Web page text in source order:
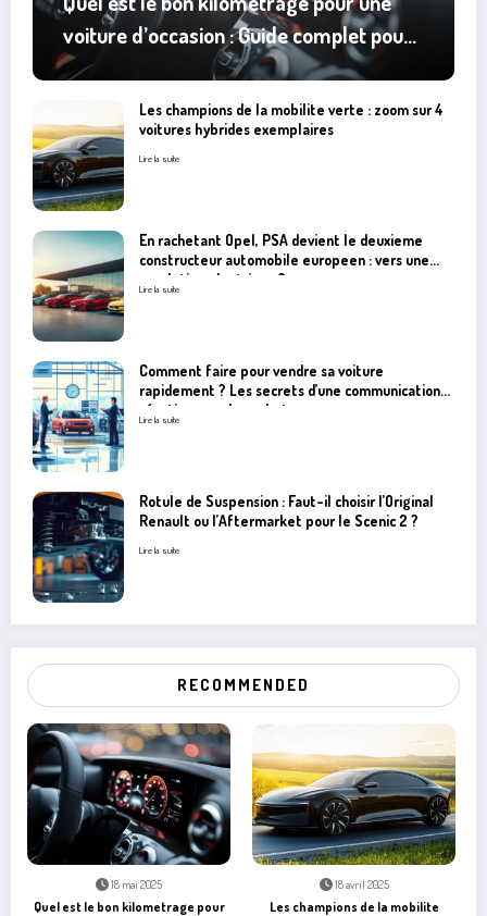
voiture d’occasion : Guide complet pour
eviter les pieges
Les champions de la mobilite verte : zoom sur 4
voitures hybrides exemplaires
Lire la suite
En rachetant Opel, PSA devient le deuxieme
constructeur automobile europeen : vers une
revolution electrique ?
Lire la suite
Comment faire pour vendre sa voiture
rapidement ? Les secrets d’une communication
réactive avec les acheteurs
Lire la suite
Rotule de Suspension : Faut-il choisir l’Original
Renault ou l’Aftermarket pour le Scenic 2 ?
Lire la suite
RECOMMENDED
18 mai 2025
Quel est le bon kilometrage pour
18 avril 2025
Les champions de la mobilite